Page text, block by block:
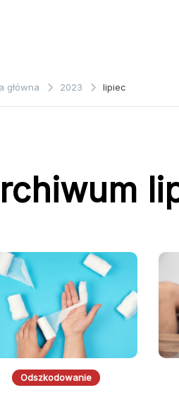
główna 2023 lipiec
Odszkodowanie